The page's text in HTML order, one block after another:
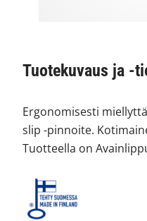
Tuotekuvaus ja -
Ergonomisesti
slip -pinnoite.
Tuotteella on